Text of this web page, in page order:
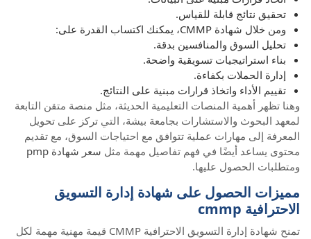
تحقيق نتائج قابلة للقياس.
ومن خلال شهادة CMMP، يمكنك اكتساب القدرة على:
تحليل السوق والمنافسين بدقة.
بناء استراتيجيات تسويقية واضحة.
إدارة الحملات بكفاءة.
تقييم الأداء واتخاذ قرارات مبنية على النتائج.
وهنا تظهر أهمية المنصات التعليمية الحديثة، مثل منصة متقن التابعة
لمعهد البحوث والاستشارات بجامعة بيشة، التي تركز على تحويل
المعرفة إلى مهارات عملية تتوافق مع احتياجات السوق، مع تقديم
محتوى يساعد أيضًا في فهم تفاصيل مهمة مثل سعر شهادة pmp
ومتطلبات الحصول عليها.
مميزات الحصول على شهادة إدارة التسويق
الاحترافية cmmp
تمنح شهادة إدارة التسويق الاحترافية CMMP قيمة مهنية مهمة لكل